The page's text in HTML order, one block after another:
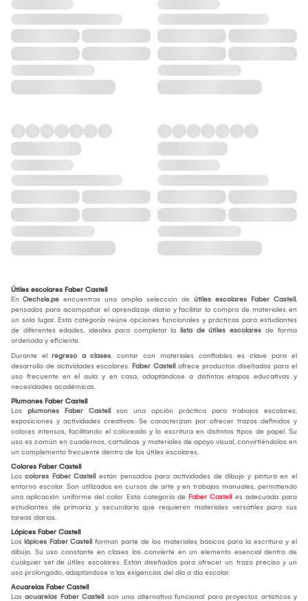
Útiles escolares Faber Castell
En Oechsle.pe encuentras una amplia selección de útiles escolares Faber Castell,
pensados para acompañar el aprendizaje diario y facilitar la compra de materiales en
un solo lugar. Esta categoría reúne opciones funcionales y prácticas para estudiantes
de diferentes edades, ideales para completar la lista de útiles escolares de forma
ordenada y eficiente.
Durante el regreso a clases, contar con materiales confiables es clave para el
desarrollo de actividades escolares. Faber Castell ofrece productos diseñados para el
uso frecuente en el aula y en casa, adaptándose a distintas etapas educativas y
necesidades académicas.
Plumones Faber Castell
Los plumones Faber Castell son una opción práctica para trabajos escolares,
exposiciones y actividades creativas. Se caracterizan por ofrecer trazos definidos y
colores intensos, facilitando el coloreado y la escritura en distintos tipos de papel. Su
uso es común en cuadernos, cartulinas y materiales de apoyo visual, convirtiéndolos en
un complemento frecuente dentro de los útiles escolares.
Colores Faber Castell
Los colores Faber Castell están pensados para actividades de dibujo y pintura en el
entorno escolar. Son utilizados en cursos de arte y en trabajos manuales, permitiendo
una aplicación uniforme del color. Esta categoría de Faber Castell es adecuada para
estudiantes de primaria y secundaria que requieren materiales versátiles para sus
tareas diarias.
Lápices Faber Castell
Los lápices Faber Castell forman parte de los materiales básicos para la escritura y el
dibujo. Su uso constante en clases los convierte en un elemento esencial dentro de
cualquier set de útiles escolares. Están diseñados para ofrecer un trazo preciso y un
uso prolongado, adaptándose a las exigencias del día a día escolar.
Acuarelas Faber Castell
Las acuarelas Faber Castell son una alternativa funcional para proyectos artísticos y